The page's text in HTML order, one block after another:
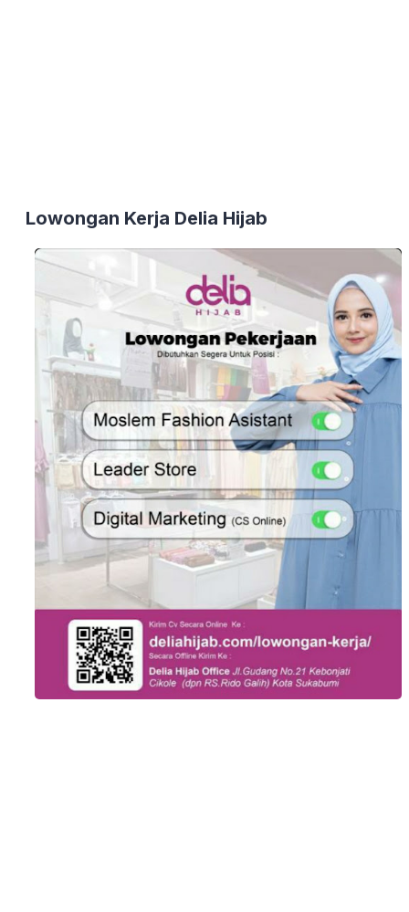
Lowongan Kerja Delia Hijab